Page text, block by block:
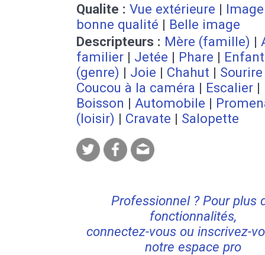
Qualite : Vue extérieure |
bonne qualité | Belle image
Descripteurs : Mère (famille) |
familier | Jetée | Phare | Enfant
(genre) | Joie | Chahut | Sourire
Coucou à la caméra | Escalier |
Boisson | Automobile |
(loisir) | Cravate | Salopette
Professionnel ? Pour plus
fonctionnalités,
connectez-vous ou inscrivez-
notre espace pro